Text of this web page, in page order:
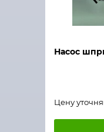
Насос
Цену
Быстрый